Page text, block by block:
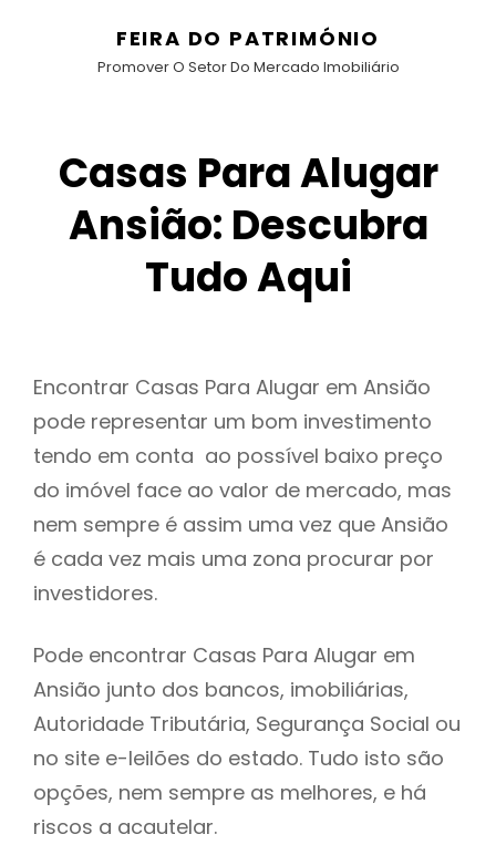
FEIRA DO PATRIMÓNIO
Promover O Setor Do Mercado Imobiliário
Casas Para Alugar
Ansião: Descubra
Tudo Aqui
Encontrar Casas Para Alugar em Ansião
pode representar um bom investimento
tendo em conta ao possível baixo preço
do imóvel face ao valor de mercado, mas
nem sempre é assim uma vez que Ansião
é cada vez mais uma zona procurar por
investidores.
Pode encontrar Casas Para Alugar em
Ansião junto dos bancos, imobiliárias,
Autoridade Tributária, Segurança Social ou
no site e-leilões do estado. Tudo isto são
opções, nem sempre as melhores, e há
riscos a acautelar.